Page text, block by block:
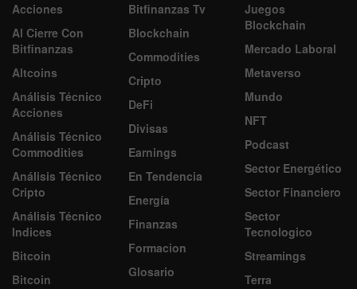
Acciones
Al Cierre Con
Bitfinanzas
Altcoins
Análisis Técnico
Acciones
Análisis Técnico
Commodities
Análisis Técnico
Cripto
Análisis Técnico
Indices
Bitcoin
Bitcoin
Bitfinanzas Tv
Blockchain
Commodities
Cripto
DeFi
Divisas
Earnings
En Tendencia
Energía
Finanzas
Formacion
Glosario
Juegos
Blockchain
Mercado Laboral
Metaverso
Mundo
NFT
Podcast
Sector Energético
Sector Financiero
Sector
Tecnologico
Streamings
Terra